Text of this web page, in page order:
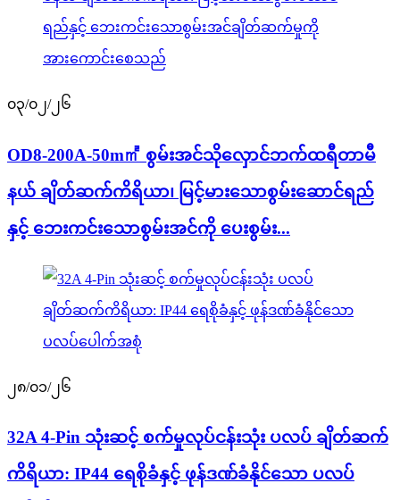
၀၃/၀၂/၂၆
OD8-200A-50m㎡ စွမ်းအင်သိုလှောင်ဘက်ထရီတာမီ
နယ် ချိတ်ဆက်ကိရိယာ၊ မြင့်မားသောစွမ်းဆောင်ရည်
နှင့် ဘေးကင်းသောစွမ်းအင်ကို ပေးစွမ်း...
၂၈/၀၁/၂၆
32A 4-Pin သုံးဆင့် စက်မှုလုပ်ငန်းသုံး ပလပ် ချိတ်ဆက်
ကိရိယာ: IP44 ရေစိုခံနှင့် ဖုန်ဒဏ်ခံနိုင်သော ပလပ်